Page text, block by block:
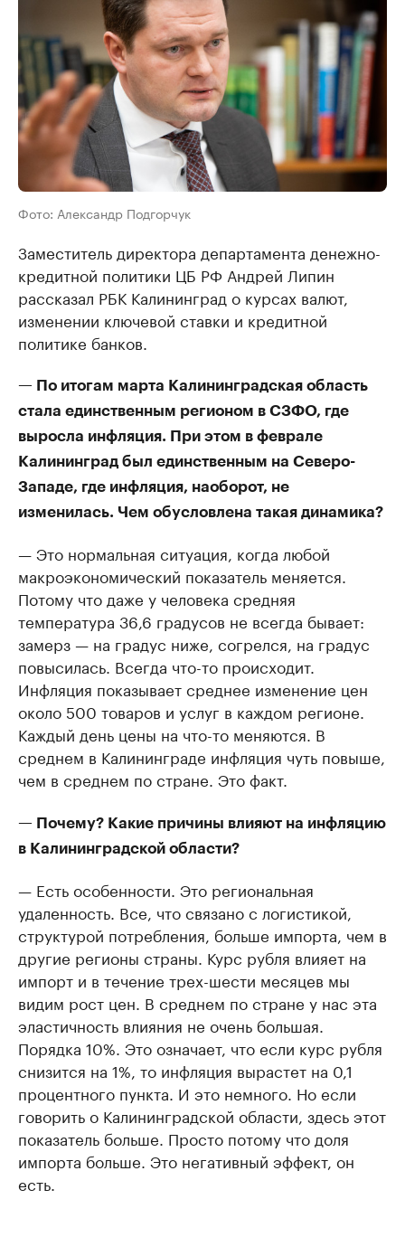
Фото: Александр Подгорчук
Заместитель директора департамента денежно-
кредитной политики ЦБ РФ Андрей Липин
рассказал РБК Калининград о курсах валют,
изменении ключевой ставки и кредитной
политике банков.
— По итогам марта Калининградская область
стала единственным регионом в СЗФО, где
выросла инфляция. При этом в феврале
Калининград был единственным на Северо-
Западе, где инфляция, наоборот, не
изменилась. Чем обусловлена такая динамика?
— Это нормальная ситуация, когда любой
макроэкономический показатель меняется.
Потому что даже у человека средняя
температура 36,6 градусов не всегда бывает:
замерз — на градус ниже, согрелся, на градус
повысилась. Всегда что-то происходит.
Инфляция показывает среднее изменение цен
около 500 товаров и услуг в каждом регионе.
Каждый день цены на что-то меняются. В
среднем в Калининграде инфляция чуть повыше,
чем в среднем по стране. Это факт.
— Почему? Какие причины влияют на инфляцию
в Калининградской области?
— Есть особенности. Это региональная
удаленность. Все, что связано с логистикой,
структурой потребления, больше импорта, чем в
другие регионы страны. Курс рубля влияет на
импорт и в течение трех-шести месяцев мы
видим рост цен. В среднем по стране у нас эта
эластичность влияния не очень большая.
Порядка 10%. Это означает, что если курс рубля
снизится на 1%, то инфляция вырастет на 0,1
процентного пункта. И это немного. Но если
говорить о Калининградской области, здесь этот
показатель больше. Просто потому что доля
импорта больше. Это негативный эффект, он
есть.